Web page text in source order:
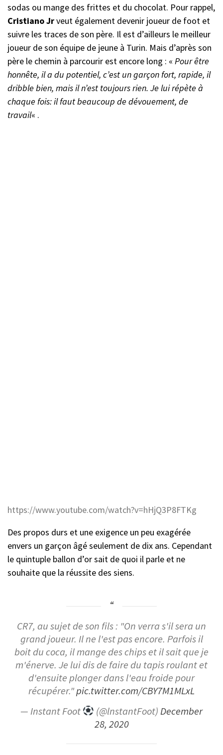
sodas ou mange des frittes et du chocolat. Pour rappel,
Cristiano Jrveut également devenir joueur de foot et
suivre les traces de son père. Il est d’ailleurs le meilleur
joueur de son équipe de jeune à Turin. Mais d’après son
père le chemin à parcourir est encore long : « Pour être
honnête, il a du potentiel, c’est un garçon fort, rapide, il
dribble bien, mais il n’est toujours rien. Je lui répète à
chaque fois: il faut beaucoup de dévouement, de
travail« .
https://www.youtube.com/watch?v=hHjQ3P8FTKg
Des propos durs et une exigence un peu exagérée
envers un garçon âgé seulement de dix ans. Cependant
le quintuple ballon d’or sait de quoi il parle et ne
souhaite que la réussite des siens.
CR7, au sujet de son fils : "On verra s'il sera un
grand joueur. Il ne l'est pas encore. Parfois il
boit du coca, il mange des chips et il sait que je
m'énerve. Je lui dis de faire du tapis roulant et
d'ensuite plonger dans l'eau froide pour
récupérer."pic.twitter.com/CBY7M1MLxL
— Instant Foot
(@lnstantFoot)December
28, 2020